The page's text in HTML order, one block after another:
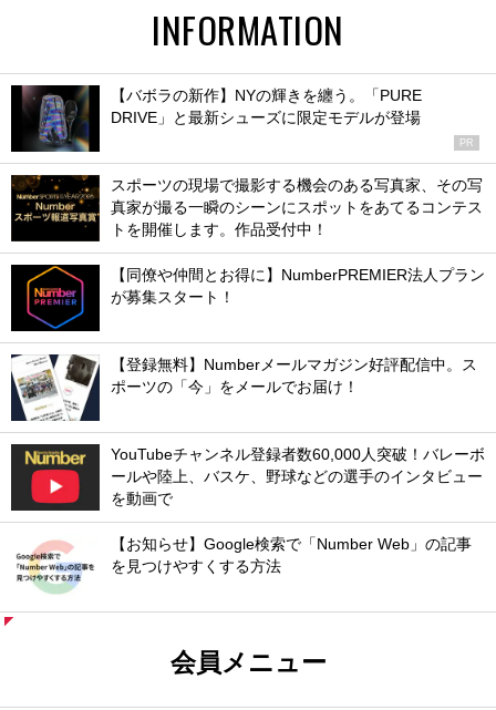
INFORMATION
【バボラの新作】NYの輝きを纏う。「PURE
DRIVE」と最新シューズに限定モデルが登場
PR
スポーツの現場で撮影する機会のある写真家、その写
真家が撮る一瞬のシーンにスポットをあてるコンテス
トを開催します。作品受付中！
【同僚や仲間とお得に】NumberPREMIER法人プラン
が募集スタート！
【登録無料】Numberメールマガジン好評配信中。ス
ポーツの「今」をメールでお届け！
YouTubeチャンネル登録者数60,000人突破！バレーボ
ールや陸上、バスケ、野球などの選手のインタビュー
を動画で
【お知らせ】Google検索で「Number Web」の記事
を見つけやすくする方法
会員メニュー